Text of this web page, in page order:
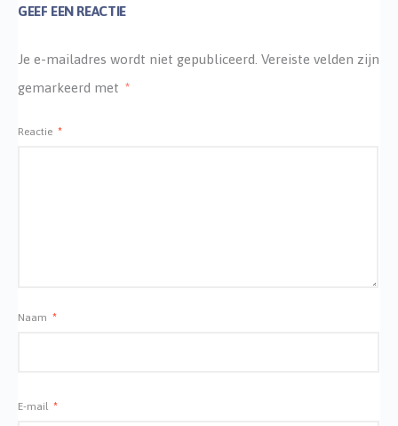
GEEF EEN REACTIE
Je e-mailadres wordt niet gepubliceerd. Vereiste velden zijn
gemarkeerd met *
Reactie *
Naam *
E-mail *